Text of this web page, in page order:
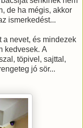
de ha mégis, akkor
ismerkedést...
a nevet, és mindezek
kedvesek. A
töpivel, sajttal,
jó sör...